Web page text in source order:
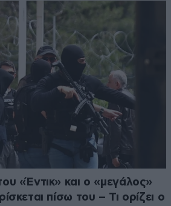
«Έντικ» και ο «μεγάλος»
πίσω του – Τι ορίζει ο